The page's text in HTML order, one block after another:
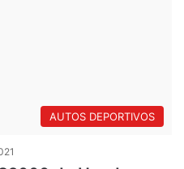
AUTOS DEPORTIVOS